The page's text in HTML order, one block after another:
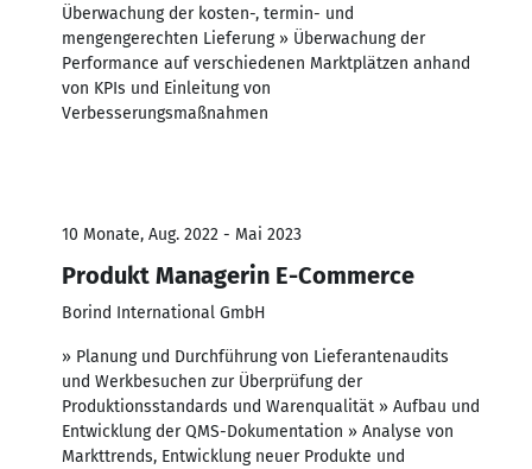
Überwachung der kosten-, termin- und
mengengerechten Lieferung » Überwachung der
Performance auf verschiedenen Marktplätzen anhand
von KPIs und Einleitung von
Verbesserungsmaßnahmen
10 Monate, Aug. 2022 - Mai 2023
Produkt Managerin E-Commerce
Borind International GmbH
» Planung und Durchführung von Lieferantenaudits
und Werkbesuchen zur Überprüfung der
Produktionsstandards und Warenqualität » Aufbau und
Entwicklung der QMS-Dokumentation » Analyse von
Markttrends, Entwicklung neuer Produkte und